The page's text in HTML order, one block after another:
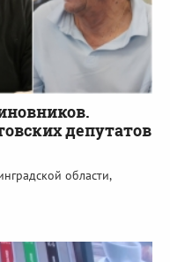
депутатов
области,